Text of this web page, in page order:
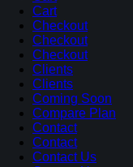
Cart
Checkout
Checkout
Checkout
Clients
Clients
Coming Soon
Compare Plan
Contact
Contact
Contact Us